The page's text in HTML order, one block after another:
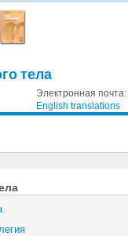
тела
Электронная почта:
English translations
физики
технической физики